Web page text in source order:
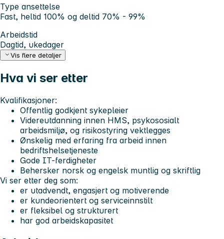
Type ansettelse
Fast, heltid 100% og deltid 70% - 99%
Arbeidstid
Dagtid, ukedager
Vis flere detaljer
Hva vi ser etter
Kvalifikasjoner:
Offentlig godkjent sykepleier
Videreutdanning innen HMS, psykososialt
arbeidsmiljø, og risikostyring vektlegges
Ønskelig med erfaring fra arbeid innen
bedriftshelsetjeneste
Gode IT-ferdigheter
Behersker norsk og engelsk muntlig og skriftlig
Vi ser etter deg som:
er utadvendt, engasjert og motiverende
er kundeorientert og serviceinnstilt
er fleksibel og strukturert
har god arbeidskapasitet